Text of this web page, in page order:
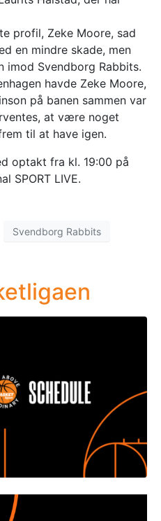
profil, Zeke Moore, sad
en mindre skade, men
imod Svendborg Rabbits.
havde Zeke Moore,
på banen sammen var
at være noget
til at have igen.
optakt fra kl. 19:00 på
SPORT LIVE.
Svendborg Rabbits